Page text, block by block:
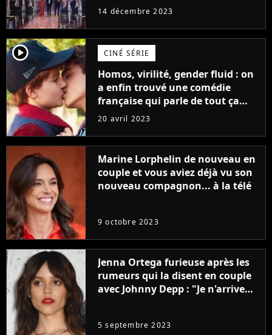
14 décembre 2023
player2 CINÉ SÉRIE
Homos, virilité, gender fluid : on
a enfin trouvé une comédie
française qui parle de tout ça
sans être super ringarde
20 avril 2023
Marine Lorphelin de nouveau en
couple et vous aviez déjà vu son
nouveau compagnon... à la télé
9 octobre 2023
Jenna Ortega furieuse après les
rumeurs qui la disent en couple
avec Johnny Depp : "Je n'arrive
5 septembre 2023